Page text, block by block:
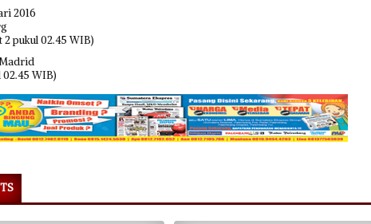
2016
pukul 02.45 WIB)
WIB)